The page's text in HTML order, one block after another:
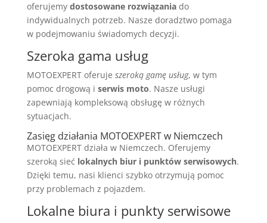
oferujemy dostosowane rozwiązaniado
indywidualnych potrzeb. Nasze doradztwo pomaga
w podejmowaniu świadomych decyzji.
Szeroka gama usług
MOTOEXPERT oferuje szeroką gamę usług, w tym
pomoc drogową i serwis moto. Nasze usługi
zapewniają kompleksową obsługę w różnych
sytuacjach.
Zasięg działania MOTOEXPERT w Niemczech
MOTOEXPERT działa w Niemczech. Oferujemy
szeroką sieć lokalnych biur i punktów serwisowych.
Dzięki temu, nasi klienci szybko otrzymują pomoc
przy problemach z pojazdem.
Lokalne biura i punkty serwisowe